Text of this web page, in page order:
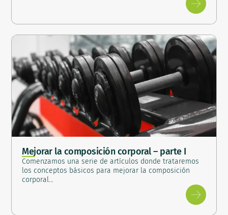
Mejorar la composición corporal – parte I
Comenzamos una serie de artículos donde trataremos
los conceptos básicos para mejorar la composición
corporal…